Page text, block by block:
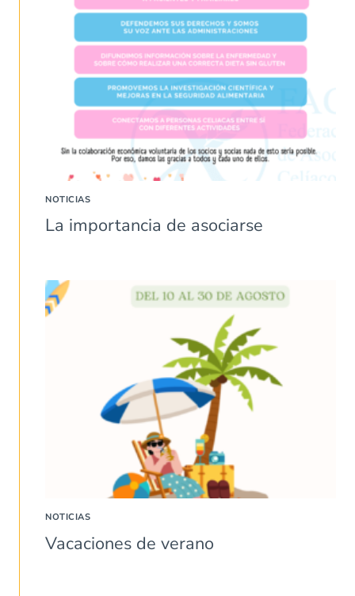
NOTICIAS
La importancia de asociarse
NOTICIAS
Vacaciones de verano